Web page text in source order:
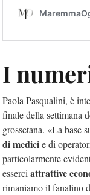
I
Paola Pasqualini, è
finale della settimana
grossetana. «La base
di medicie di
particolarmente
esserci attrattive
rimaniamo il fanalino